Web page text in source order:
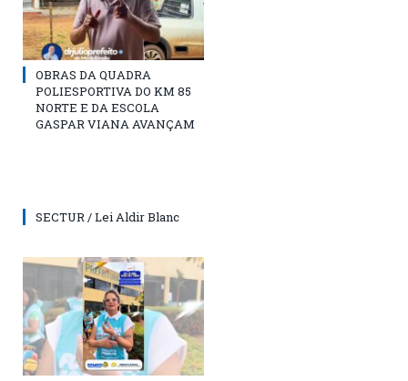
OBRAS DA QUADRA
POLIESPORTIVA DO KM 85
NORTE E DA ESCOLA
GASPAR VIANA AVANÇAM
SECTUR / Lei Aldir Blanc